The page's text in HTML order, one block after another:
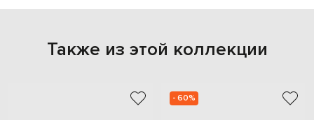
Также из этой коллекции
- 60%